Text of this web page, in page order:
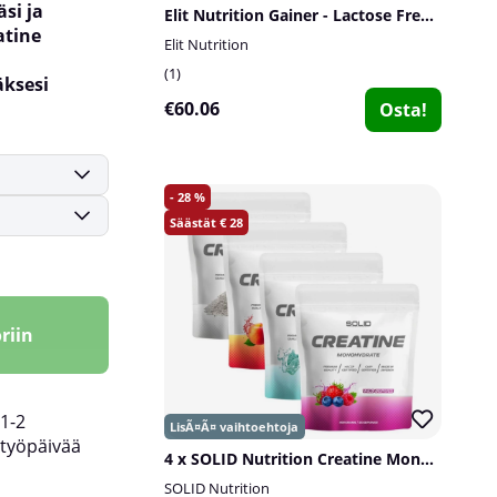
ja
1-2
työpäivää
Elit Nutrition Gainer - Lactose Free, 2 kg
Elit Nutrition
1
€60.06 Osta!
28
28
4 x SOLID Nutrition Creatine Monohydrate, 400 g
SOLID Nutrition